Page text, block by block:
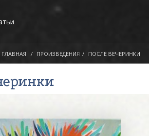
ГЛАВНАЯ ПРОИЗВЕДЕНИЯ ПОСЛЕ ВЕЧЕРИНКИ